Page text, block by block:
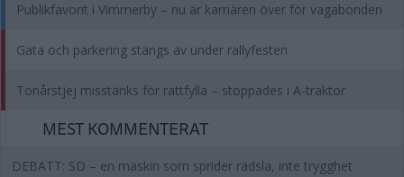
Publikfavorit i Vimmerby – nu är karriären över för vagabonden
Gata och parkering stängs av under rallyfesten
Tonårstjej misstänks för rattfylla – stoppades i A-traktor
MEST KOMMENTERAT
DEBATT: SD – en maskin som sprider rädsla, inte trygghet